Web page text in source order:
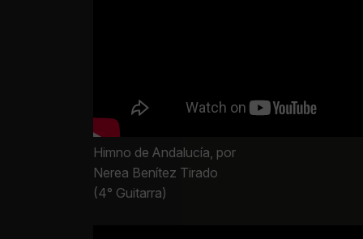
Himno de Andalucía, por
Nerea Benítez Tirado
(4° Guitarra)